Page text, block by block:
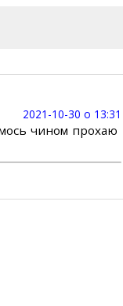
2021-10-30 о 13:31
чином прохаю